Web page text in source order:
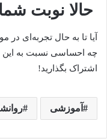
حالا نوبت
آیا تا به حال تجربه‌ای در
چه احساسی نسبت به این
اشتراک بگذارید!
آموزشی